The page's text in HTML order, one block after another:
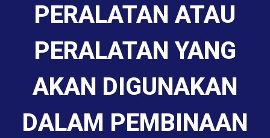
PERALATAN ATAU
PERALATAN YANG
AKAN DIGUNAKAN
DALAM PEMBINAAN